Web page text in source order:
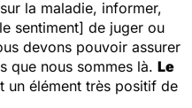
sur la maladie, informer,
sentiment] de juger ou
devons pouvoir assurer
que nous sommes là. Le
un élément très positif de